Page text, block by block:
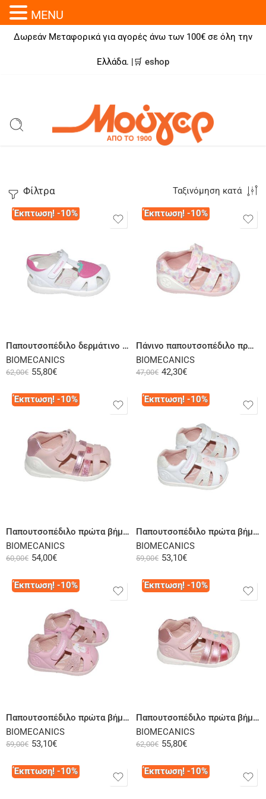
Δωρεάν Μεταφορικά για αγορές άνω των 100€ σε όλη την
Ελλάδα. |🛒 eshop
Φίλτρα Ταξινόμηση κατά
Έκπτωση! -10%
Παπουτσοπέδιλο δερμάτινο λευκό
BIOMECANICS
62,00€ 55,80€
Έκπτωση! -10%
Πάνινο παπουτσοπέδιλο πρώτα βήματα ροζ λευκό
BIOMECANICS
47,00€ 42,30€
Έκπτωση! -10%
Παπουτσοπέδιλο πρώτα βήματα δερμάτινο ροζ
BIOMECANICS
60,00€ 54,00€
Έκπτωση! -10%
Παπουτσοπέδιλο πρώτα βήματα δερμάτινο λευκό ασημί
BIOMECANICS
59,00€ 53,10€
Έκπτωση! -10%
Παπουτσοπέδιλο πρώτα βήματα δερμάτινο ροζ
BIOMECANICS
59,00€ 53,10€
Έκπτωση! -10%
Παπουτσοπέδιλο πρώτα βήματα δερμάτινο ροζ
BIOMECANICS
62,00€ 55,80€
Έκπτωση! -10% Έκπτωση! -10%
MENU